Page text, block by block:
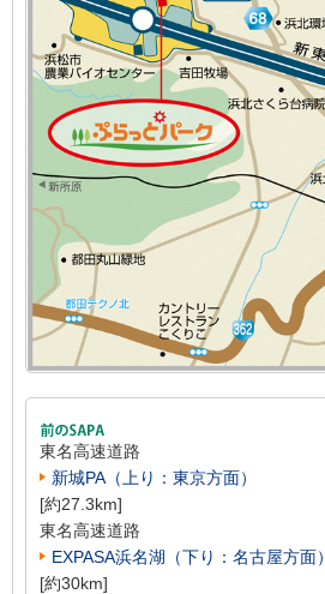
東名高速道路
新城PA（上り：東京方面）
[約27.3km]
東名高速道路
EXPASA浜名湖（下り：名古屋方面）
[約30km]